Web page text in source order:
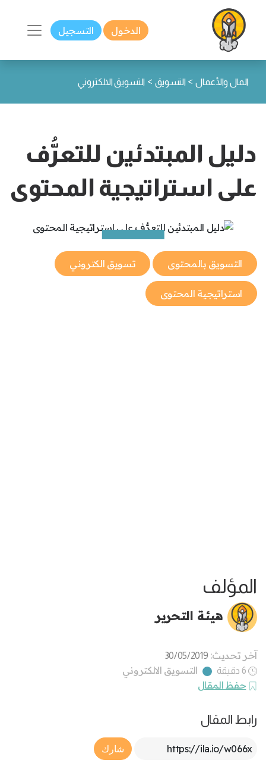
الدخول التسجيل
المال والأعمال > التسويق > التسويق الالكتروني
دليل المبتدئين للتعرُّف
على استراتيجية المحتوى
التسويق بالمحتوى تسويق الكتروني
استراتيجية المحتوى
المؤلف
هيئة التحرير
آخر تحديث: 30/05/2019
6 دقيقة
التسويق الالكتروني
حفظ المقال
رابط المقال
Article Link
شارك